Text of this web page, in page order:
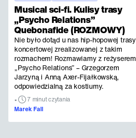
Musical sci-fi. Kulisy trasy
„Psycho Relations”
Quebonafide (ROZMOWY)
Nie było dotąd u nas hip-hopowej trasy
koncertowej zrealizowanej z takim
rozmachem! Rozmawiamy z reżyserem
„Psycho Relations” – Grzegorzem
Jarzyną i Anną Axer-Fijałkowską,
odpowiedzialną za kostiumy.
•
7 minut czytania
Marek Fall